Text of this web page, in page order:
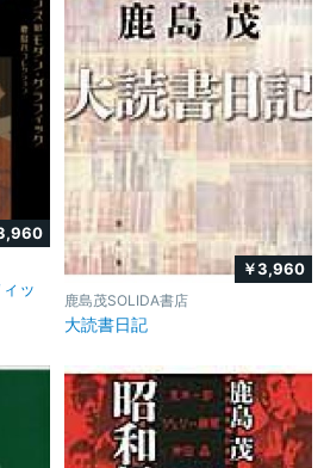
ッ
￥3,960
鹿島茂SOLIDA書店
大読書日記